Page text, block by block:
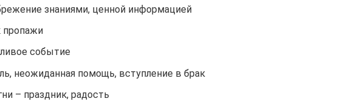
знаниями, ценной информацией
пропажи
событие
неожиданная помощь, вступление в брак
– праздник, радость